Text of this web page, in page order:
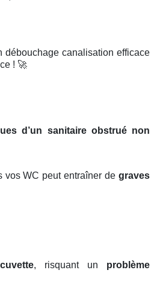
débouchage canalisation efficace
! 🚀
d’un sanitaire obstrué non
vos WC peut entraîner degraves
, risquant un problème